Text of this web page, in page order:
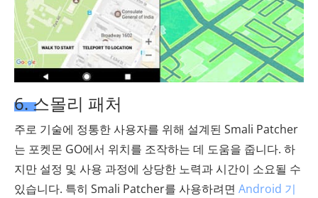
6. 스몰리 패처
주로 기술에 정통한 사용자를 위해 설계된 Smali Patcher
는 포켓몬 GO에서 위치를 조작하는 데 도움을 줍니다. 하
지만 설정 및 사용 과정에 상당한 노력과 시간이 소요될 수
있습니다. 특히 Smali Patcher를 사용하려면 Android 기